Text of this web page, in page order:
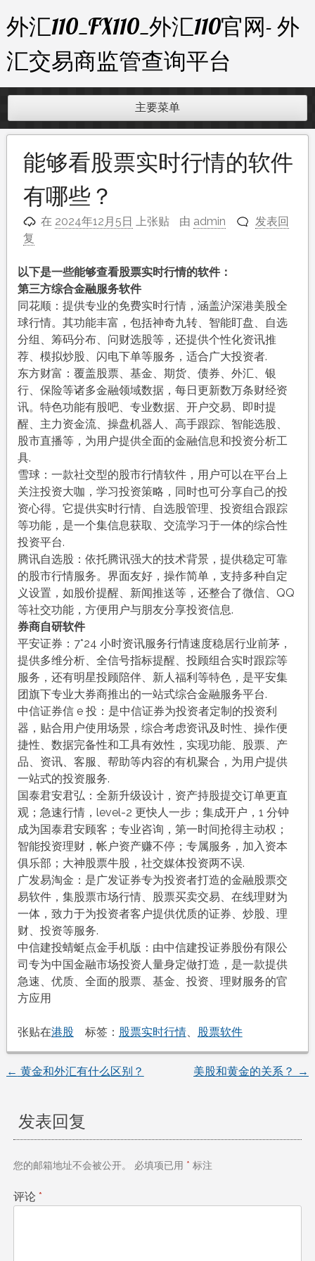
至
内
容
外汇110_FX110_外汇110官网- 外
汇交易商监管查询平台
主要菜单
能够看股票实时行情的软件
有哪些？
在 2024年12月5日 上张贴 由 admin
发表回
复
以下是一些能够查看股票实时行情的软件：
第三方综合金融服务软件
同花顺：提供专业的免费实时行情，涵盖沪深港美股全
球行情。其功能丰富，包括神奇九转、智能盯盘、自选
分组、筹码分布、问财选股等，还提供个性化资讯推
荐、模拟炒股、闪电下单等服务，适合广大投资者.
东方财富：覆盖股票、基金、期货、债券、外汇、银
行、保险等诸多金融领域数据，每日更新数万条财经资
讯。特色功能有股吧、专业数据、开户交易、即时提
醒、主力资金流、操盘机器人、高手跟踪、智能选股、
股市直播等，为用户提供全面的金融信息和投资分析工
具.
雪球：一款社交型的股市行情软件，用户可以在平台上
关注投资大咖，学习投资策略，同时也可分享自己的投
资心得。它提供实时行情、自选股管理、投资组合跟踪
等功能，是一个集信息获取、交流学习于一体的综合性
投资平台.
腾讯自选股：依托腾讯强大的技术背景，提供稳定可靠
的股市行情服务。界面友好，操作简单，支持多种自定
义设置，如股价提醒、新闻推送等，还整合了微信、QQ
等社交功能，方便用户与朋友分享投资信息.
券商自研软件
平安证券：7*24 小时资讯服务行情速度稳居行业前茅，
提供多维分析、全信号指标提醒、投顾组合实时跟踪等
服务，还有明星投顾陪伴、新人福利等特色，是平安集
团旗下专业大券商推出的一站式综合金融服务平台.
中信证券信 e 投：是中信证券为投资者定制的投资利
器，贴合用户使用场景，综合考虑资讯及时性、操作便
捷性、数据完备性和工具有效性，实现功能、股票、产
品、资讯、客服、帮助等内容的有机聚合，为用户提供
一站式的投资服务.
国泰君安君弘：全新升级设计，资产持股提交订单更直
观；急速行情，level-2 更快人一步；集成开户，1 分钟
成为国泰君安顾客；专业咨询，第一时间抢得主动权；
智能投资理财，帐户资产赚不停；专属服务，加入资本
俱乐部；大神股票牛股，社交媒体投资两不误.
广发易淘金：是广发证券专为投资者打造的金融股票交
易软件，集股票市场行情、股票买卖交易、在线理财为
一体，致力于为投资者客户提供优质的证券、炒股、理
财、投资等服务.
中信建投蜻蜓点金手机版：由中信建投证券股份有限公
司专为中国金融市场投资人量身定做打造，是一款提供
急速、优质、全面的股票、基金、投资、理财服务的官
方应用
张贴在港股 标签： 股票实时行情、 股票软件
文
章
导
← 黄金和外汇有什么区别？ 美股和黄金的关系？ →
发表回复
您的邮箱地址不会被公开。 必填项已用 * 标注
评论 *